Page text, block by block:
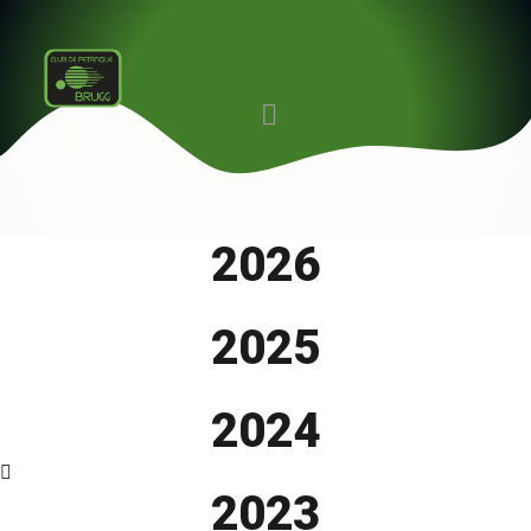
2026
2025
2024
2023